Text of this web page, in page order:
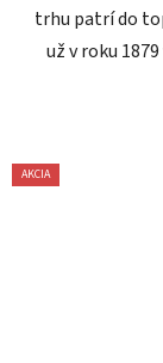
trhu patrí do
už v roku
AKCIA